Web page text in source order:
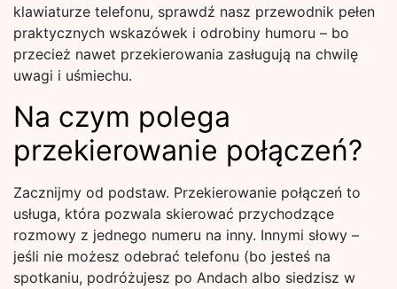
klawiaturze telefonu, sprawdź nasz przewodnik pełen
praktycznych wskazówek i odrobiny humoru – bo
przecież nawet przekierowania zasługują na chwilę
uwagi i uśmiechu.
Na czym polega
przekierowanie połączeń?
Zacznijmy od podstaw. Przekierowanie połączeń to
usługa, która pozwala skierować przychodzące
rozmowy z jednego numeru na inny. Innymi słowy –
jeśli nie możesz odebrać telefonu (bo jesteś na
spotkaniu, podróżujesz po Andach albo siedzisz w